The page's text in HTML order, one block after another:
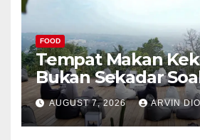
FOOD
Tempat Makan
Bukan Sekadar
AUGUST 7, 2026 ARVIN DIO